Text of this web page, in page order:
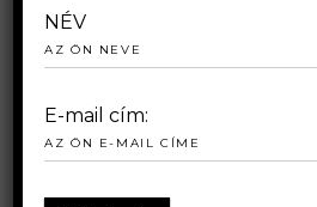
NÉV
E-mail cím: